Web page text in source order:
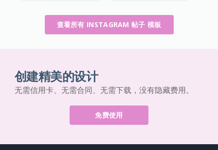
查看所有 INSTAGRAM 帖子 模板
创建精美的设计
无需信用卡、无需合同、无需下载，没有隐藏费用。
免费使用